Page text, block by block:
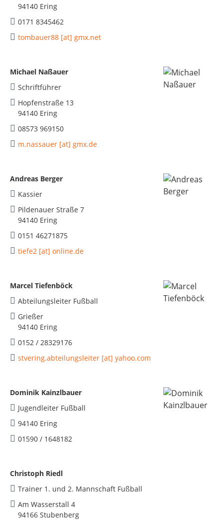
94140 Ering
0171 8345462
tombauer88 [at] gmx.net
Michael Naßauer
Schriftführer
Hopfenstraße 13
94140 Ering
08573 969150
m.nassauer [at] gmx.de
Andreas Berger
Kassier
Pildenauer Straße 7
94140 Ering
0151 46271875
tiefe2 [at] online.de
Marcel Tiefenböck
Abteilungsleiter Fußball
Grießer
94140 Ering
0152 / 28329176
stvering.abteilungsleiter [at] yahoo.com
Dominik Kainzlbauer
Jugendleiter Fußball
94140 Ering
01590 / 1648182
Christoph Riedl
Trainer 1. und 2. Mannschaft Fußball
Am Wasserstall 4
94166 Stubenberg